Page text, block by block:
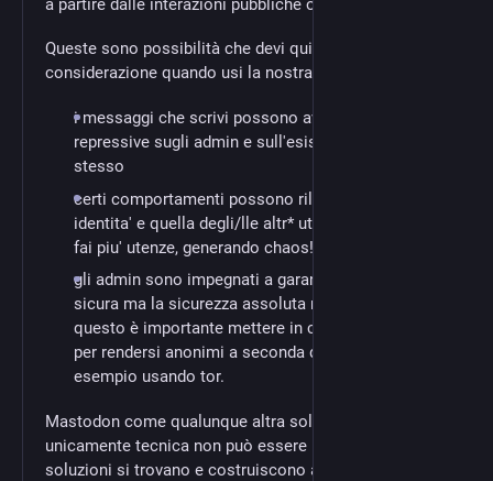
a partire dalle interazioni pubbliche online.
Queste sono possibilità che devi quindi prendere in
considerazione quando usi la nostra piattaforma:
i messaggi che scrivi possono avere ricadute
repressive sugli admin e sull'esistenza del nodo
stesso
certi comportamenti possono rilevare la tua
identita' e quella degli/lle altr* utent* (per questo
fai piu' utenze, generando chaos!)
gli admin sono impegnati a garantirti un'esperienza
sicura ma la sicurezza assoluta non esiste. Per
questo è importante mettere in campo pratiche
per rendersi anonimi a seconda delle situazioni, ad
esempio usando tor.
Mastodon come qualunque altra soluzione
unicamente tecnica non può essere la soluzione: le
soluzioni si trovano e costruiscono a partire e